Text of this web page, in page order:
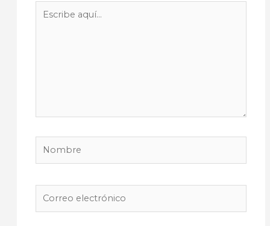
aquí...
electrónico